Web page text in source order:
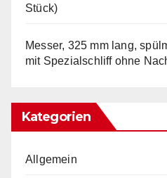
Stück)
Messer, 325 mm lang,
mit Spezialschliff ohne
Kategorien
Allgemein